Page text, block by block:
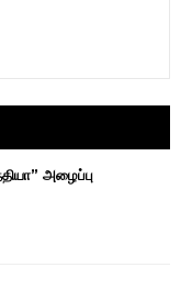
அழைப்பு